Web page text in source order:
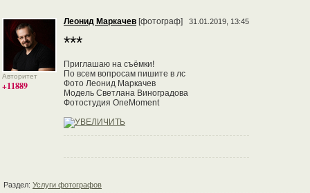
Авторитет
+11889
Леонид Маркачев [фотограф] 31.01.2019, 13:45
***
Приглашаю на съёмки!
По всем вопросам пишите в лс
Фото Леонид Маркачев
Модель Светлана Виноградова
Фотостудия OneMoment
Раздел: Услуги фотографов